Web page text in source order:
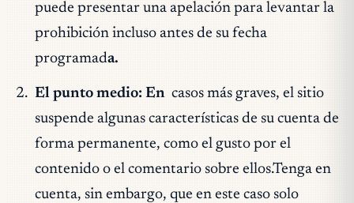
puede presentar una apelación para levantar la
prohibición incluso antes de su fecha
programada.
El punto medio: En casos más graves, el sitio
suspende algunas características de su cuenta de
forma permanente, como el gusto por el
contenido o el comentario sobre ellos.Tenga en
cuenta, sin embargo, que en este caso solo